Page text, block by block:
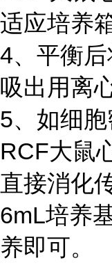
适应培养
4、平衡
吸出用离
5、如细胞
RCF大鼠
直接消化
6mL培养
养即可。